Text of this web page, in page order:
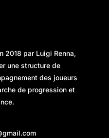
2018 par Luigi Renna,
une structure de
des joueurs
de progression et